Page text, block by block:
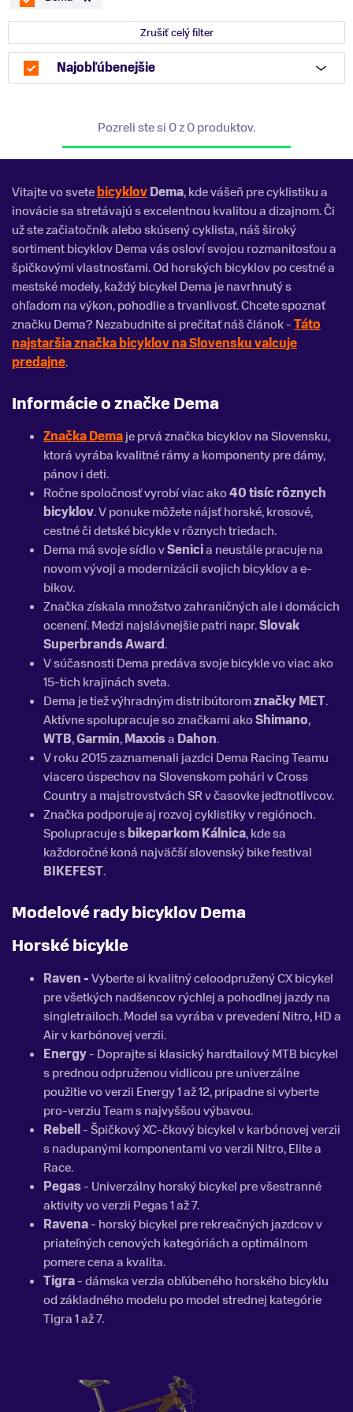
Zrušiť celý filter
Najobľúbenejšie
Pozreli ste si 0 z 0 produktov.
Vitajte vo svetebicyklovDema, kde vášeň pre cyklistiku a
inovácie sa stretávajú s excelentnou kvalitou a dizajnom. Či
už ste začiatočník alebo skúsený cyklista, náš široký
sortiment bicyklov Dema vás osloví svojou rozmanitosťou a
špičkovými vlastnosťami. Od horských bicyklov po cestné a
mestské modely, každý bicykel Dema je navrhnutý s
ohľadom na výkon, pohodlie a trvanlivosť. Chcete spoznať
značku Dema? Nezabudnite si prečítať náš článok -Táto
najstaršia značka bicyklov na Slovensku valcuje
predajne.
Informácie o značke Dema
Značka Demaje prvá značka bicyklov na Slovensku,
ktorá vyrába kvalitné rámy a komponenty pre dámy,
pánov i deti.
Ročne spoločnosť vyrobí viac ako40 tisíc rôznych
bicyklov. V ponuke môžete nájsť horské, krosové,
cestné či detské bicykle v rôznych triedach.
Dema má svoje sídlo vSenicia neustále pracuje na
novom vývoji a modernizácii svojich bicyklov a e-
bikov.
Značka získala množstvo zahraničných ale i domácich
ocenení. Medzi najslávnejšie patri napr.Slovak
Superbrands Award.
V súčasnosti Dema predáva svoje bicykle vo viac ako
15-tich krajinách sveta.
Dema je tiež výhradným distribútoromznačky MET.
Aktívne spolupracuje so značkami akoShimano,
WTB,Garmin,Maxxisa Dahon.
V roku 2015 zaznamenali jazdci Dema Racing Teamu
viacero úspechov na Slovenskom pohári v Cross
Country a majstrovstvách SR v časovke jedtnotlivcov.
Značka podporuje aj rozvoj cyklistiky v regiónoch.
Spolupracuje sbikeparkom Kálnica, kde sa
každoročné koná najväčší slovenský bike festival
BIKEFEST.
Modelové rady bicyklov Dema
Horské bicykle
Raven -Vyberte si kvalitný celoodpružený CX bicykel
pre všetkých nadšencov rýchlej a pohodlnej jazdy na
singletrailoch. Model sa vyrába v prevedení Nitro, HD a
Air v karbónovej verzii.
Energy- Doprajte si klasický hardtailový MTB bicykel
s prednou odpruženou vidlicou pre univerzálne
použitie vo verzii Energy 1 až 12, pripadne si vyberte
pro-verziu Team s najvyššou výbavou.
Rebell- Špičkový XC-čkový bicykel v karbónovej verzii
s nadupanými komponentami vo verzii Nitro, Elite a
Race.
Pegas- Univerzálny horský bicykel pre všestranné
aktivity vo verzii Pegas 1 až 7.
Ravena- horský bicykel pre rekreačných jazdcov v
priateľných cenových kategóriách a optimálnom
pomere cena a kvalita.
Tigra- dámska verzia obľúbeného horského bicyklu
od základného modelu po model strednej kategórie
Tigra 1 až 7.